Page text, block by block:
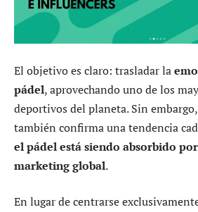
El objetivo es claro: trasladar la
pádel, aprovechando uno de los
deportivos del planeta. Sin
también confirma una tendencia
el pádel está siendo absorbido
marketing global.
En lugar de centrarse